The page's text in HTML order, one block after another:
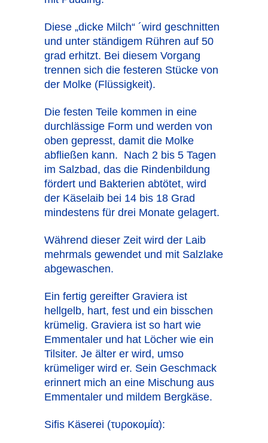
Diese „dicke Milch“ ´wird geschnitten
und unter ständigem Rühren auf 50
grad erhitzt. Bei diesem Vorgang
trennen sich die festeren Stücke von
der Molke (Flüssigkeit).
Die festen Teile kommen in eine
durchlässige Form und werden von
oben gepresst, damit die Molke
abfließen kann. Nach 2 bis 5 Tagen
im Salzbad, das die Rindenbildung
fördert und Bakterien abtötet, wird
der Käselaib bei 14 bis 18 Grad
mindestens für drei Monate gelagert.
Während dieser Zeit wird der Laib
mehrmals gewendet und mit Salzlake
abgewaschen.
Ein fertig gereifter Graviera ist
hellgelb, hart, fest und ein bisschen
krümelig. Graviera ist so hart wie
Emmentaler und hat Löcher wie ein
Tilsiter. Je älter er wird, umso
krümeliger wird er. Sein Geschmack
erinnert mich an eine Mischung aus
Emmentaler und mildem Bergkäse.
Sifis Käserei (τυροκομία):